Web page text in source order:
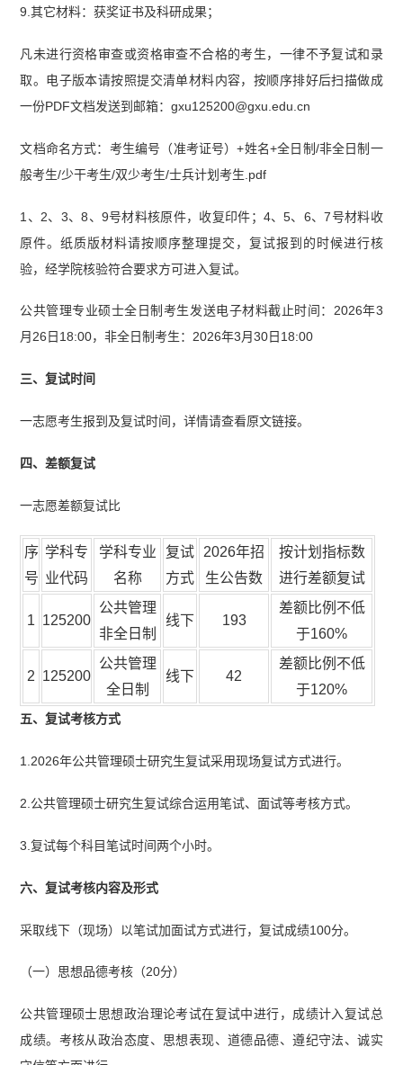
9.其它材料：获奖证书及科研成果；
凡未进行资格审查或资格审查不合格的考生，一律不予复试和录
取。电子版本请按照提交清单材料内容，按顺序排好后扫描做成
一份PDF文档发送到邮箱：gxu125200@gxu.edu.cn
文档命名方式：考生编号（准考证号）+姓名+全日制/非全日制一
般考生/少干考生/双少考生/士兵计划考生.pdf
1、2、3、8、9号材料核原件，收复印件；4、5、6、7号材料收
原件。纸质版材料请按顺序整理提交，复试报到的时候进行核
验，经学院核验符合要求方可进入复试。
公共管理专业硕士全日制考生发送电子材料截止时间：2026年3
月26日18:00，非全日制考生：2026年3月30日18:00
三、复试时间
一志愿考生报到及复试时间，详情请查看原文链接。
四、差额复试
一志愿差额复试比
序
号
学科专
业代码
学科专业
名称
复试
方式
2026年招
生公告数
按计划指标数
进行差额复试
1 125200
公共管理
非全日制
线下 193
差额比例不低
于160%
2 125200
公共管理
全日制
线下 42
差额比例不低
于120%
五、复试考核方式
1.2026年公共管理硕士研究生复试采用现场复试方式进行。
2.公共管理硕士研究生复试综合运用笔试、面试等考核方式。
3.复试每个科目笔试时间两个小时。
六、复试考核内容及形式
采取线下（现场）以笔试加面试方式进行，复试成绩100分。
（一）思想品德考核（20分）
公共管理硕士思想政治理论考试在复试中进行，成绩计入复试总
成绩。考核从政治态度、思想表现、道德品德、遵纪守法、诚实